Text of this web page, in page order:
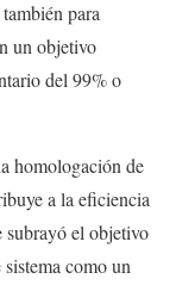
para
un objetivo
del 99% o
homologación de
a la eficiencia
subrayó el objetivo
como un